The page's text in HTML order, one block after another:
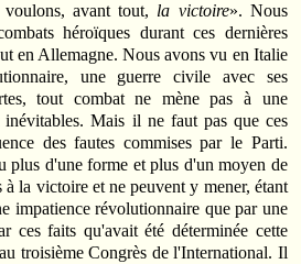
avant tout, la victoire». Nous
héroïques durant ces dernières
en Allemagne. Nous avons vu en Italie
une guerre civile avec ses
tout combat ne mène pas à une
Mais il ne faut pas que ces
des fautes commises par le Parti.
plus d'une forme et plus d'un moyen de
à la victoire et ne peuvent y mener, étant
impatience révolutionnaire que par une
ces faits qu'avait été déterminée cette
troisième Congrès de l'International. Il